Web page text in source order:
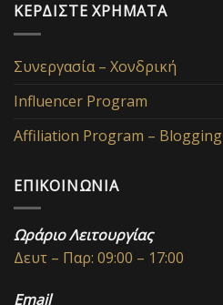
ΚΕΡΔΊΣΤΕ ΧΡΉΜΑΤΑ
Συνεργασία – Χονδρική
Influencer Program
Affiliation Program – Blogging
ΕΠΙΚΟΙΝΩΝΊΑ
Ωράριο Λειτουργίας
Δευτ – Παρ: 09:00 – 17:00
Email